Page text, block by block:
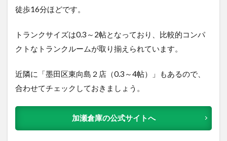
徒歩16分ほどです。
トランクサイズは0.3～2帖となっており、比較的コンパ
クトなトランクルームが取り揃えられています。
近隣に「墨田区東向島２店（0.3～4帖）」もあるので、
合わせてチェックしておきましょう。
加瀬倉庫の公式サイトへ